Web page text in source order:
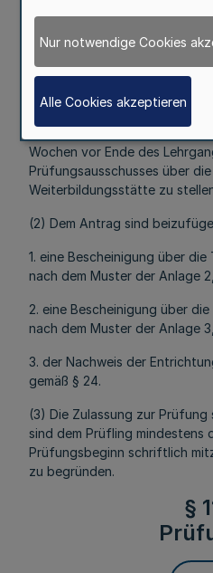
Meldung und
Wochen vor Ende des
Prüfungsausschusses über
Weiterbildungsstätte zu
(2) Dem Antrag sind
1. eine Bescheinigung über
nach dem Muster der Anlage
2. eine Bescheinigung über
nach dem Muster der Anlage
3. der Nachweis der
gemäß § 24.
(3) Die Zulassung zur
sind dem Prüfling mindestens
Prüfungsbeginn schriftlich
zu begründen.
§
Nur notwendige Cookies
Alle Cookies akzeptieren